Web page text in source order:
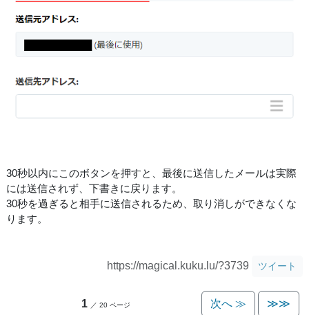
30秒以内にこのボタンを押すと、最後に送信したメールは実際
には送信されず、下書きに戻ります。
30秒を過ぎると相手に送信されるため、取り消しができなくな
ります。
https://magical.kuku.lu/?3739 ツイート
1 ／ 20 ページ 次へ ≫ ≫≫